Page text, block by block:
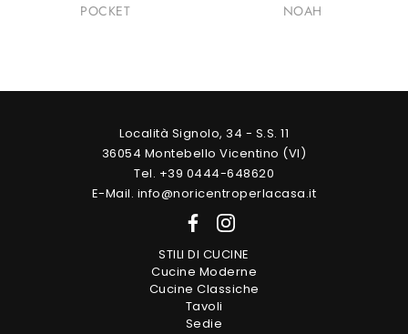
POCKET NOAH
Località Signolo, 34 - S.S. 11
36054 Montebello Vicentino (VI)
Tel. +39 0444-648620
E-Mail. info@noricentroperlacasa.it
STILI DI CUCINE
Cucine Moderne
Cucine Classiche
Tavoli
Sedie